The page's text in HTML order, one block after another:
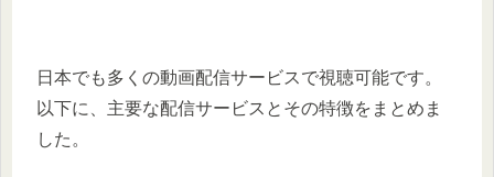
日本でも多くの動画配信サービスで視聴可能です。
以下に、主要な配信サービスとその特徴をまとめま
した。